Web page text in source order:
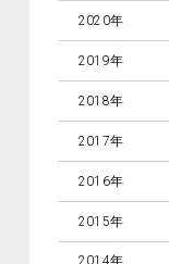
2020年
2019年
2018年
2017年
2016年
2015年